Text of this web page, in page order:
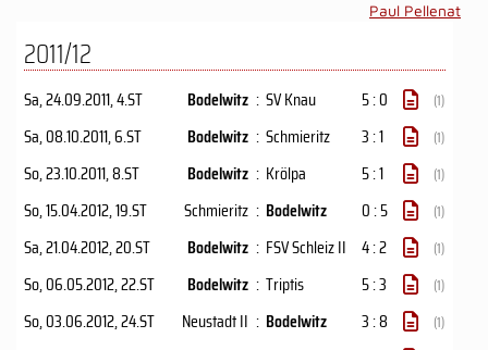
Paul Pellenat
2011/12
Sa, 24.09.2011, 4.ST Bodelwitz : SV Knau 5 : 0 (1)
Sa, 08.10.2011, 6.ST Bodelwitz : Schmieritz 3 : 1 (1)
So, 23.10.2011, 8.ST Bodelwitz : Krölpa 5 : 1 (1)
So, 15.04.2012, 19.ST Schmieritz : Bodelwitz 0 : 5 (1)
Sa, 21.04.2012, 20.ST Bodelwitz : FSV Schleiz II 4 : 2 (1)
So, 06.05.2012, 22.ST Bodelwitz : Triptis 5 : 3 (1)
So, 03.06.2012, 24.ST Neustadt II : Bodelwitz 3 : 8 (1)